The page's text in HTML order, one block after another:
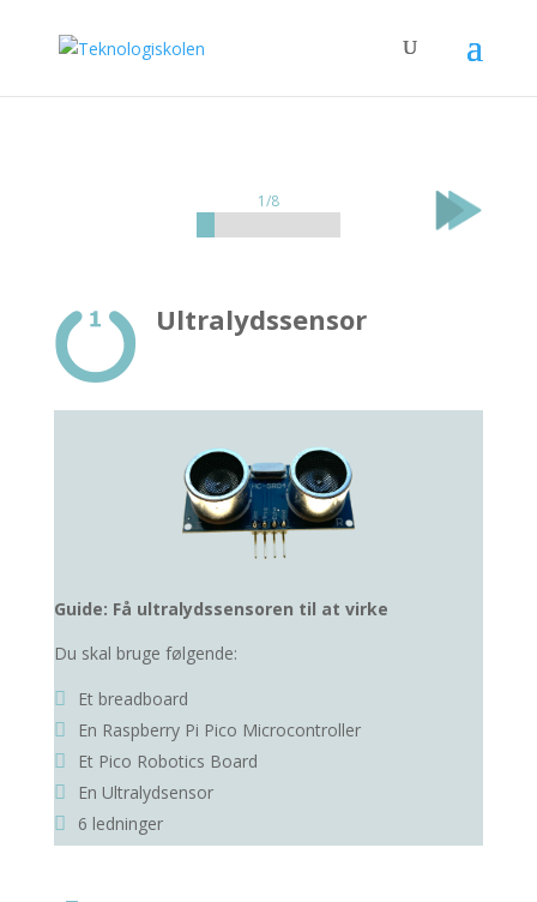
1/8
Ultralydssensor
Guide: Få ultralydssensoren til at virke
Du skal bruge følgende:
Et breadboard
En Raspberry Pi Pico Microcontroller
Et Pico Robotics Board
En Ultralydsensor
6 ledninger